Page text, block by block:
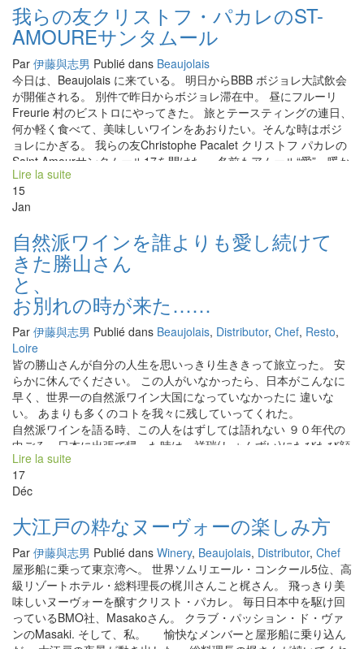
クな今年の収穫、この太陽の真正面にお月さんが、この収穫を見
守っている。 収穫チームは、まだ暗い太陽が上がる前に葡萄園に
到着。 太陽が昇ると同時に明るくなって収穫を開始する。 私も朝
起きて、ホテルを出る時は真っ暗。葡萄園に着く頃に薄明るくな
る。 太陽とお月さんがにらめっこするように大局に出ている。 シ
ーンと静かで薄暗い葡萄園に幻想的な世界が広がっている。 葡萄
を切るハサミの音がチャキチャキと響いている。 屈強の収穫人と
ソフトな収穫人を集めたクリストフ・パカレ 今年は、天候不良に
よる傷んだ葡萄が多くある。 よって、今年の収穫は“選別作業”が
超重要な仕事になる。 ただ、葡萄を切り取れば良いわけではな
い。 葡萄房の中でも、傷んだ部分を切り落とす細かな注意を必要
とする作業が大切。 マルセル・ラピエールから教わった自然ワイ
ンの造りの最も大切な事に一つは、健全な葡萄のみを発酵槽に入
れること。 酸化防止剤を使用しないで、自然酵母だけで発酵する
為は、雑菌が入ることを避けるのが超重要！ だから、クルストフ
は、この作業を徹底してやるように指導している。 収穫のスピー
ドは極端に遅くなる。 なぜなら、腰を下した状態でカットした葡
萄を立って綿密に悪い部分を切り落とさなけれならない。 つま
り、スクワット運動を繰り返しながらの作業になる。非常につら
い仕事である。 今年の最高にいい天からの贈り物は、収穫時の温
度が低いこと！ 今日の朝は何と７度Ｃだった。雑菌が繁殖しにく
い状態を確保できる。これは自然な造りには超大切なこと。 作業
を始める朝は、寒いので防寒服を着ている。 そして、こんな時は
ムードを盛り上げてくれる元気者も大切。 いいメンバーに囲まれ
て、美味しいワインを造る為の収穫が着々と進んでいる。
という猛暑でやや疲れた葡萄もあったので、蔵に持ち込んで厳密
な選別作業をして、完璧な葡萄のみを発酵槽に入れた。 この蔵で
の選別作業は初めての決断だった。 家族全員で対応、お父さん、
長男、長女と従兄など皆で傷んだ葡萄粒を除去した。 日本から
BMOのMasakoさんもやってきた。 クリスト・パカレ 『今年は小
さなトラブルがいっぱい発生したけど、何とか切り抜けたよ。運
搬用の車が故障したり、冷却用のコンテナが作用しなかったり色
んなことがあったけど、今年は最初に決めたんだ。“何があっても
絶対にイライラしない！”って。』私達が行った時もコンテナを新
しいものに代えている最中だった。でも全く落ち着いていて、
色々指示をだしていた。 流石に２１年目の収穫。自分にも周りに
もストレスを感じさせない仕事の流儀が徹底していた。 収穫、ワ
イン造りには、大切なことだ。ストレスはそのままワインの中に
もあり、まさにボジョレらしいスタイルになりそう！ 今年のヌー
ヴォーもクリスト・パカレは欠かせない！！
我らの友クリストフ・パカレのST-
AMOUREサンタムール
Par 伊藤與志男 Publié dans Beaujolais
今日は、Beaujolais に来ている。 明日からBBB ボジョレ大試飲会
が開催される。 別件で昨日からボジョレ滞在中。 昼にフルーリ
Freurie 村のビストロにやってきた。 旅とテースティングの連日、
何か軽く食べて、美味しいワインをあおりたい。そんな時はボジ
ョレにかぎる。 我らの友Christophe Pacalet クリストフ パカレの
Saint Amourサンタムール17を開けた。 名前もアムール“愛”、暖か
さが伝わってくる。個人的にも大好きなクリストフのワインの一
つ。 17年は軽やかで優しくて爽やかでガメの心地よさがすべて揃
っている。 花崗岩のミネラルは何故か、元気が出てくる。明日の
Lire la suite
15
Jan
自然派ワインを誰よりも愛し続けて
きた勝山さん
と
お別れの時が来た……
Par 伊藤與志男 Publié dans Beaujolais, Distributor, Chef, Resto,
Loire
皆の勝山さんが自分の人生を思いっきり生ききって旅立った。 安
らかに休んでください。 この人がいなかったら、日本がこんなに
早く、世界一の自然派ワイン大国になっていなかったに 違いな
い。 あまりも多くのコトを我々に残していってくれた。
自然派ワインを語る時、この人をはずしては語れない ９０年代の
中ごろ、日本に出張で帰った時は、祥瑞(しょんずい)にたびたび顔
をださせていただいた。 ワインバー祥瑞店は勝山晋作さんの性格
のように気さくなで、たまらなく心地よいところだった。 無名の
ワインでも驚くような、美味しいワインを品揃えしていた。 本当
んでワイワイやっていたのを覚えている。まだ、自然派ワインと
いう言葉も広まっていなかった時代だった。 当時、ビオ香と云っ
て、強烈なワインを感心しながら自然派ワインを楽しんでいた時
代だった。 それでも新しいモノ好きにとっては、色んなワインを
発掘できる貴重なワインバーだった。 日本における、掘り出しワ
インの世界の親分ような存在だった。 勝山さんがいなかったら、
自然派ワインの広がりも今の様にはなっていなかったにちがいな
い 本当に尊敬すべき人物だった。 ８年程前に勝山さんの誕生日に
Lire la suite
17
Déc
大江戸の粋なヌーヴォーの楽しみ方
Par 伊藤與志男 Publié dans Winery, Beaujolais, Distributor, Chef
屋形船に乗って東京湾へ。 世界ソムリエール・コンクール5位、高
級リゾートホテル・総料理長の梶川さんこと梶さん。 飛っきり美
味しいヌーヴォーを醸すクリスト・パカレ。 毎日日本中を駆け回
っているBMO社、Masakoさん。 クラブ・パッション・ド・ヴァ
ンのMasaki. そして、私。 愉快なメンバーと屋形船に乗り込ん